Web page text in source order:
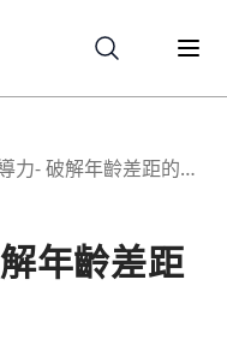
力- 破解年齡差距的
年齡差距